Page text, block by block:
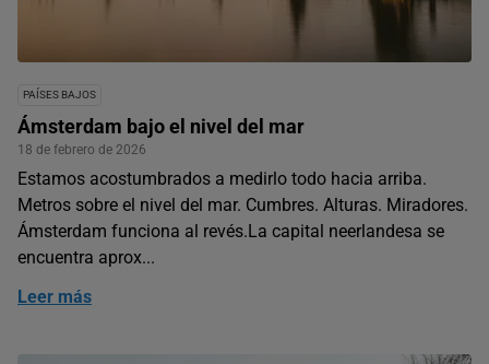
PAÍSES BAJOS
Ámsterdam bajo el nivel del mar
18 de febrero de 2026
Estamos acostumbrados a medirlo todo hacia arriba.
Metros sobre el nivel del mar. Cumbres. Alturas. Miradores.
Ámsterdam funciona al revés.La capital neerlandesa se
encuentra aprox...
Leer más